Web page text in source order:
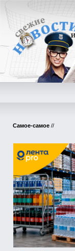
Самое-самое //